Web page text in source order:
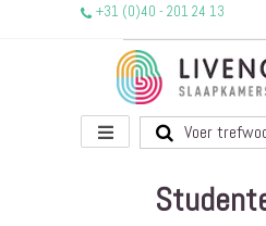
+31 (0)40 - 201 24 13
Toggle